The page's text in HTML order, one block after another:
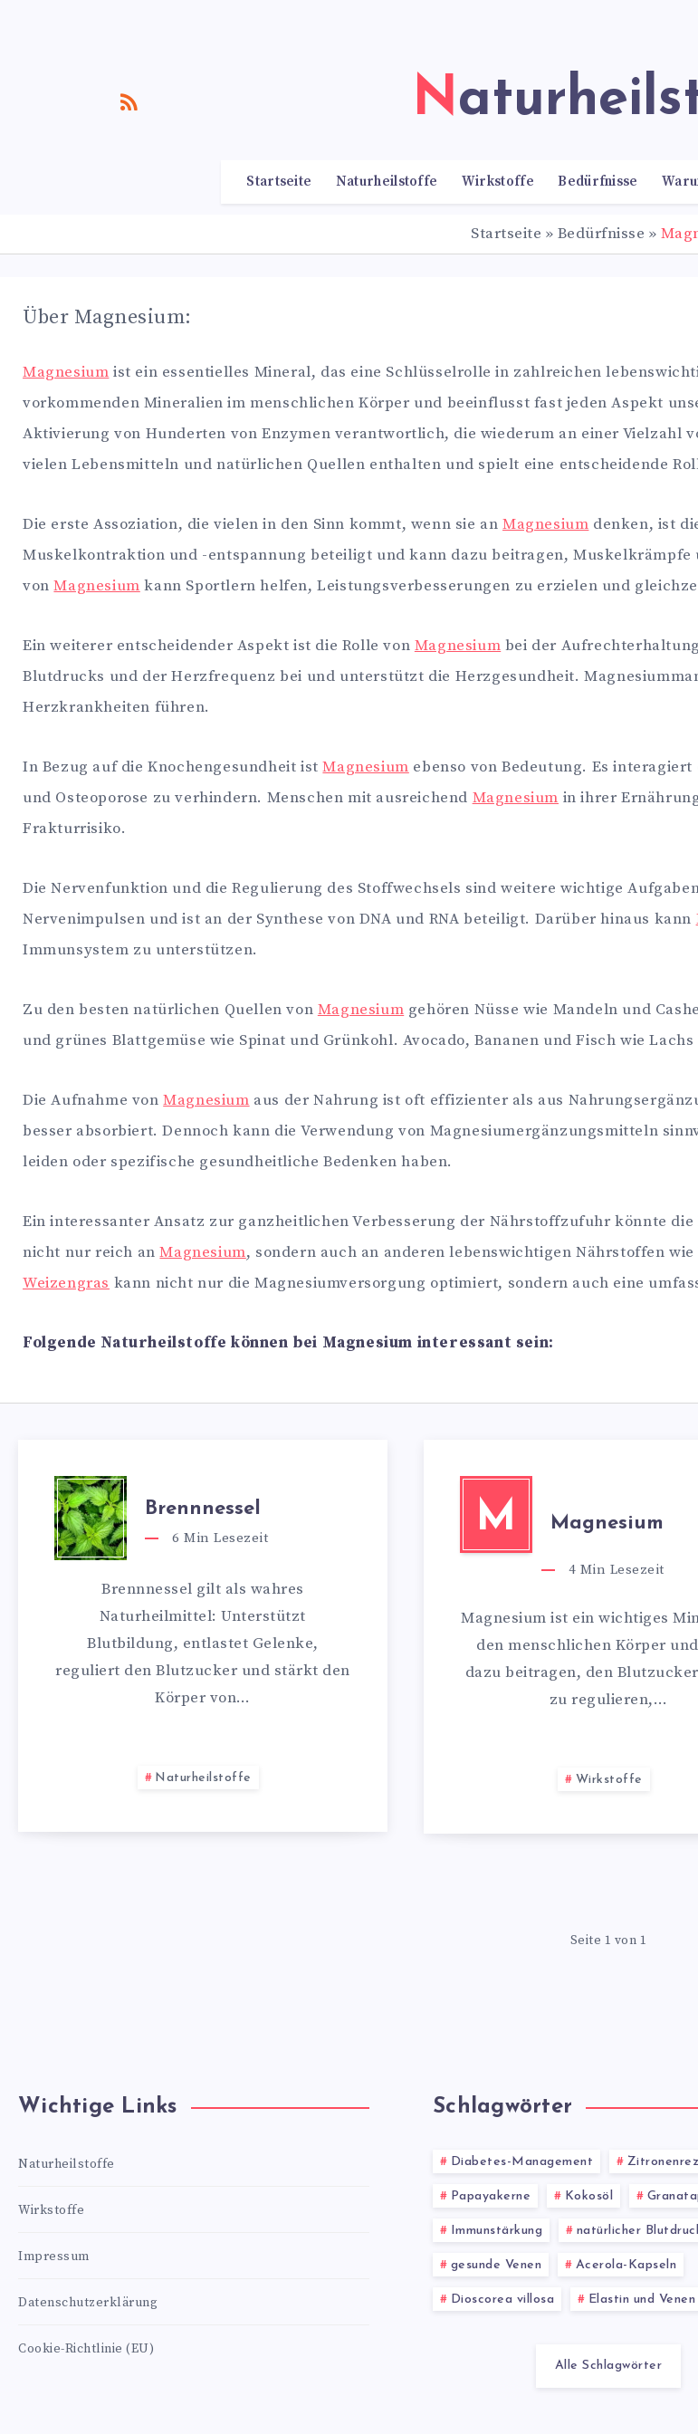
Startseite Naturheilstoffe Wirkstoffe Bedürfnisse
Startseite » Bedürfnisse »
Über Magnesium:
Magnesium ist ein essentielles Mineral, das eine Schlüsselrolle in zahlreichen
vorkommenden Mineralien im menschlichen Körper und beeinflusst fast jeden Aspekt
Aktivierung von Hunderten von Enzymen verantwortlich, die wiederum an einer Vielzahl
vielen Lebensmitteln und natürlichen Quellen enthalten und spielt eine entscheidende
Die erste Assoziation, die vielen in den Sinn kommt, wenn sie anMagnesium denken, ist
Muskelkontraktion und -entspannung beteiligt und kann dazu beitragen, Muskelkrämpfe
vonMagnesium kann Sportlern helfen, Leistungsverbesserungen zu erzielen und
Ein weiterer entscheidender Aspekt ist die Rolle von Magnesium bei der
Blutdrucks und der Herzfrequenz bei und unterstützt die Herzgesundheit.
Herzkrankheiten führen.
In Bezug auf die Knochengesundheit istMagnesium ebenso von Bedeutung. Es interagiert
und Osteoporose zu verhindern. Menschen mit ausreichend Magnesium in ihrer
Frakturrisiko.
Die Nervenfunktion und die Regulierung des Stoffwechsels sind weitere wichtige
Nervenimpulsen und ist an der Synthese von DNA und RNA beteiligt. Darüber hinaus kann
Immunsystem zu unterstützen.
Zu den besten natürlichen Quellen von Magnesium gehören Nüsse wie Mandeln und
und grünes Blattgemüse wie Spinat und Grünkohl. Avocado, Bananen und Fisch wie
Die Aufnahme vonMagnesium aus der Nahrung ist oft effizienter als aus
besser absorbiert. Dennoch kann die Verwendung von Magnesiumergänzungsmitteln
leiden oder spezifische gesundheitliche Bedenken haben.
Ein interessanter Ansatz zur ganzheitlichen Verbesserung der Nährstoffzufuhr könnte
nicht nur reich anMagnesium, sondern auch an anderen lebenswichtigen Nährstoffen
Weizengras kann nicht nur die Magnesiumversorgung optimiert, sondern auch eine
Folgende Naturheilstoffe können bei Magnesium interessant sein:
Brennnessel
6 Min Lesezeit
Brennnessel gilt als wahres
Naturheilmittel: Unterstützt
Blutbildung, entlastet Gelenke,
reguliert den Blutzucker und stärkt den
Körper von…
Naturheilstoffe
M Magnesium
4 Min Lesezeit
Magnesium ist ein wichtiges
den menschlichen Körper
dazu beitragen, den
zu regulieren,…
Wirkstoffe
Seite 1 von 1
Wichtige Links
Naturheilstoffe
Wirkstoffe
Impressum
Datenschutzerklärung
Cookie-Richtlinie (EU)
Schlagwörter
Diabetes-Management
Papayakerne Kokosöl
Immunstärkung natürlicher
gesunde Venen Acerola-Kapseln
Dioscorea villosa Elastin und Venen
Alle Schlagwörter